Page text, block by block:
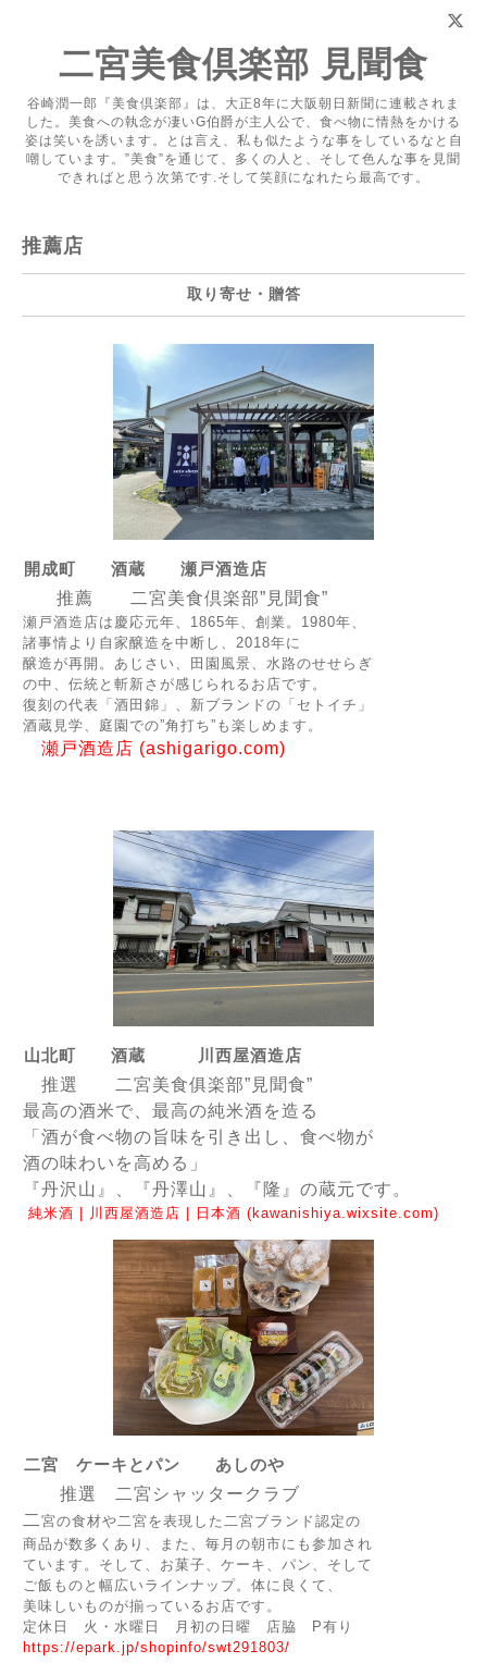
二宮美食倶楽部 見聞食
谷崎潤一郎『美食倶楽部』は、大正8年に大阪朝日新聞に連載されま
した。美食への執念が凄いG伯爵が主人公で、食べ物に情熱をかける
姿は笑いを誘います。とは言え、私も似たような事をしているなと自
嘲しています。”美食”を通じて、多くの人と、そして色んな事を見聞
できればと思う次第です.そして笑顔になれたら最高です。
推薦店
取り寄せ・贈答
開成町 酒蔵 瀬戸酒造店
推薦 二宮美食倶楽部”見聞食”
瀬戸酒造店は慶応元年、1865年、創業。1980年、
諸事情より自家醸造を中断し、2018年に
醸造が再開。あじさい、田園風景、水路のせせらぎ
の中、伝統と斬新さが感じられるお店です。
復刻の代表「酒田錦」、新ブランドの「セトイチ」
酒蔵見学、庭園での”角打ち”も楽しめます。
瀬戸酒造店 (ashigarigo.com)
山北町 酒蔵 川西屋酒造店
推選 二宮美食俱楽部”見聞食”
最高の酒米で、最高の純米酒を造る
「酒が食べ物の旨味を引き出し、食べ物が
酒の味わいを高める」
『丹沢山 』、『丹澤山 』、『 隆 』の蔵元です。
純米酒 | 川西屋酒造店 | 日本酒 (kawanishiya.wixsite.com)
二宮 ケーキとパン あしのや
推選 二宮シャッタークラブ
二 宮の食材や二宮を表現した二宮ブランド認定の
商品が数多くあり、また、毎月の朝市にも参加され
ています。そして、お菓子、ケーキ、パン、そして
ご飯ものと幅広いラインナップ。 体に良くて、
美味しいものが揃っているお店です。
定休日 火・水曜日 月初の日曜 店脇 P有り
https://epark.jp/shopinfo/swt291803/